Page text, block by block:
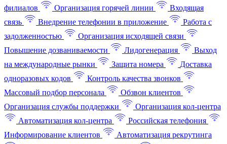
филиалов
Организация горячей линии
Входящая
связь
Внедрение телефонии в приложение
Работа с
задолженностью
Организация исходящей связи
Повышение дозваниваемости
Лидогенерация
Выход
на международные рынки
Защита номера
Доставка
одноразовых кодов
Контроль качества звонков
Массовый подбор персонала
Обзвон клиентов
Организация службы поддержки
Организация кол-центра
Автоматизация кол-центра
Российская телефония
Информирование клиентов
Автоматизация рекрутинга